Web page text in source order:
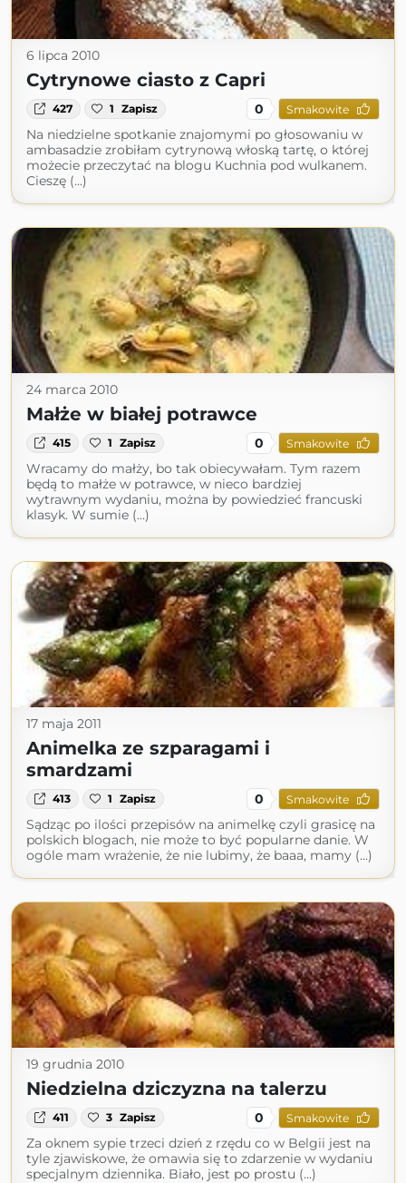
6 lipca 2010
Cytrynowe ciasto z Capri
427 1 Zapisz 0 Smakowite
Na niedzielne spotkanie znajomymi po głosowaniu w
ambasadzie zrobiłam cytrynową włoską tartę, o której
możecie przeczytać na blogu Kuchnia pod wulkanem.
Cieszę (...)
24 marca 2010
Małże w białej potrawce
415 1 Zapisz 0 Smakowite
Wracamy do małży, bo tak obiecywałam. Tym razem
będą to małże w potrawce, w nieco bardziej
wytrawnym wydaniu, można by powiedzieć francuski
klasyk. W sumie (...)
17 maja 2011
Animelka ze szparagami i
smardzami
413 1 Zapisz 0 Smakowite
Sądząc po ilości przepisów na animelkę czyli grasicę na
polskich blogach, nie może to być popularne danie. W
ogóle mam wrażenie, że nie lubimy, że baaa, mamy (...)
19 grudnia 2010
Niedzielna dziczyzna na talerzu
411 3 Zapisz 0 Smakowite
Za oknem sypie trzeci dzień z rzędu co w Belgii jest na
tyle zjawiskowe, że omawia się to zdarzenie w wydaniu
specjalnym dziennika. Biało, jest po prostu (...)